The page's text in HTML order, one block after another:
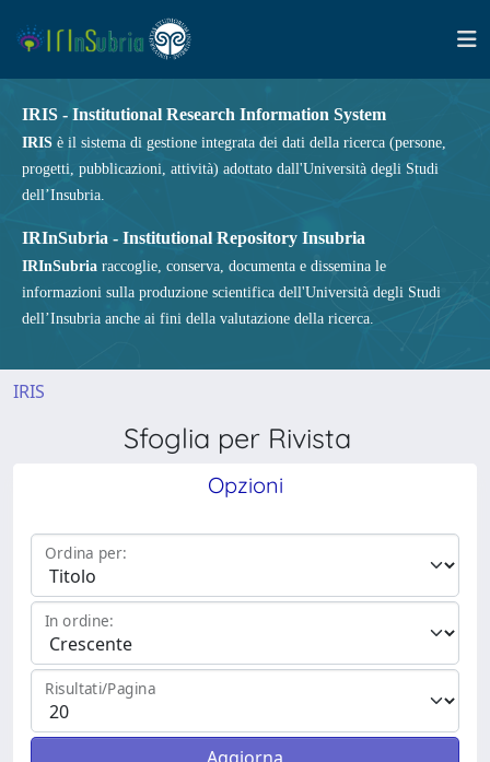
IRIS - Institutional Research Information System
IRIS è il sistema di gestione integrata dei dati della ricerca (persone,
progetti, pubblicazioni, attività) adottato dall'Università degli Studi
dell’Insubria.
IRInSubria - Institutional Repository Insubria
IRInSubria raccoglie, conserva, documenta e dissemina le
informazioni sulla produzione scientifica dell'Università degli Studi
dell’Insubria anche ai fini della valutazione della ricerca.
IRIS
Sfoglia per Rivista
Opzioni
Ordina per:
In ordine:
Risultati/Pagina